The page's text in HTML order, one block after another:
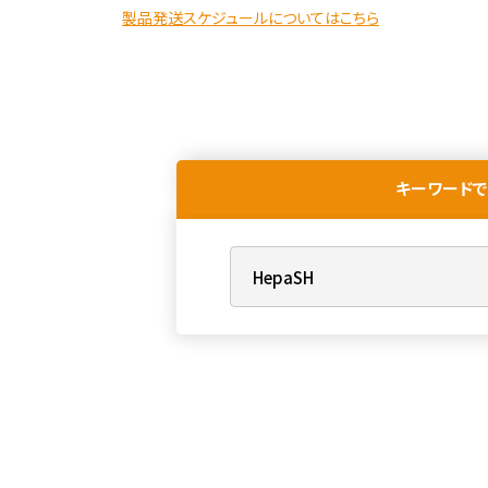
製品発送スケジュールについてはこちら
キーワード